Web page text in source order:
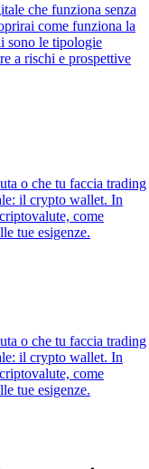
che funziona senza
come funziona la
sono le tipologie
a rischi e prospettive
o che tu faccia trading
il crypto wallet. In
come
tue esigenze.
o che tu faccia trading
il crypto wallet. In
come
tue esigenze.